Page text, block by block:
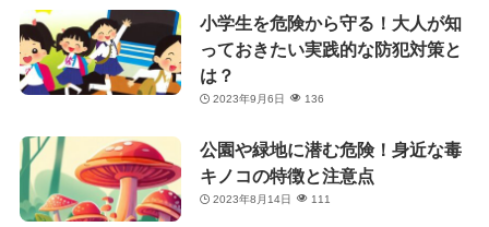
小学生を危険から守る！大人が知
っておきたい実践的な防犯対策と
は？
2023年9月6日 136
公園や緑地に潜む危険！身近な毒
キノコの特徴と注意点
2023年8月14日 111